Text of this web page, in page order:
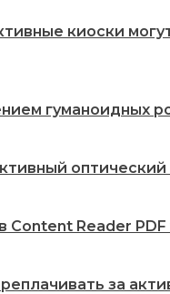
киоски
гуманоидных
Content Reader PDF
за